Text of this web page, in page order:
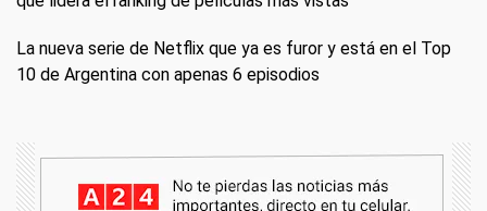
La nueva serie de Netflix que ya es furor y está en el Top
10 de Argentina con apenas 6 episodios